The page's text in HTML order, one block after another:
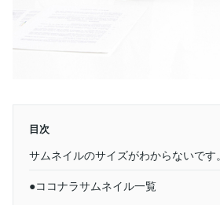
目次
サムネイルのサイズがわからないです。
●ココナラサムネイル一覧